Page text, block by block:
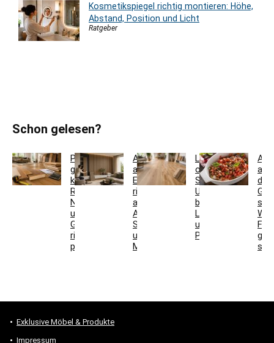
Kosmetikspiegel richtig montieren: Höhe,
Abstand, Position und Licht
Ratgeber
Schon gelesen?
Parkett
günstig
kaufen:
Restposten,
Nutzschicht
und
Gesamtkosten
richtig
prüfen
Akustikpaneele
aus
Eiche
richtig
auswählen:
Aufbau,
Schallwirkung
und
Montage
Landhausdiele
oder
Schiffsboden:
Unterschiede
bei
Laminat
und
Parkett
auf
den
Grill
sind
Exklusive Möbel & Produkte
Impressum